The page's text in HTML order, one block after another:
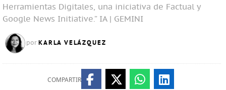
Herramientas Digitales, una iniciativa de Factual y
Google News Initiative.” IA | GEMINI
por KARLA VELÁZQUEZ
COMPARTIR